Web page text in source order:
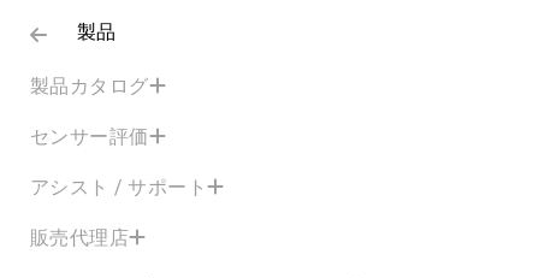
製品
製品カタログ
センサー評価
アシスト / サポート
販売代理店